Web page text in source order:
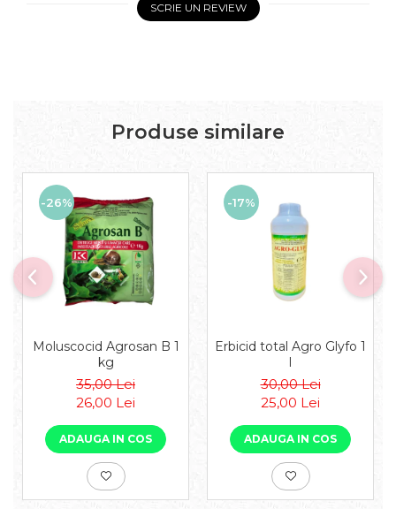
SCRIE UN REVIEW
Produse similare
-26%
Moluscocid Agrosan B 1
kg
35,00 Lei
26,00 Lei
ADAUGA IN COS
-17%
Erbicid total Agro Glyfo 1
l
30,00 Lei
25,00 Lei
ADAUGA IN COS